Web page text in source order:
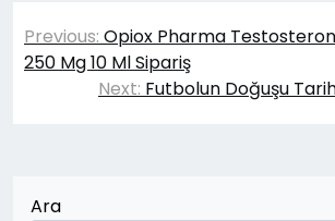
Yazı
gezinmesi
Previous: Opiox Pharma
250 Mg 10 Ml Sipariş
Next: Futbolun Doğuşu
Ara